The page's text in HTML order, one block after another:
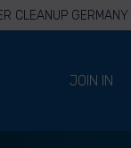
CLEANUP GERMANY
JOIN IN